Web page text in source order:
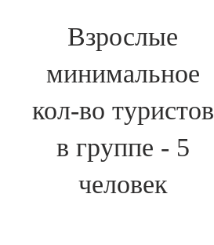
Взрослые
минимальное
кол-во туристов
в группе - 5
человек